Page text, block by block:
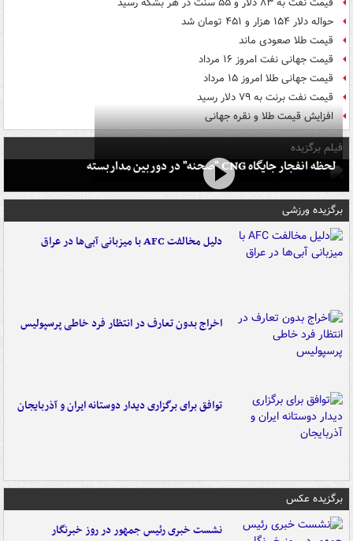
حواله دلار ۱۵۴ هزار و ۴۵۱ تومان شد
قیمت طلا صعودی ماند
قیمت جهانی نفت امروز ۱۶ مرداد
قیمت جهانی طلا امروز ۱۵ مرداد
قیمت نفت برنت به ۷۹ دلار رسید
افزایش قیمت طلا و نقره جهانی
فیلم برگزیده
لحظه انفجار جایگاه CNG "صحنه" در دوربین مداربسته
برگزیده ورزشی
دلیل مخالفت AFC با میزبانی آبی‌ها در عراق
اخراج بدون تعارف در انتظار فرد خاطی پرسپولیس
توافق برای برگزاری دیدار دوستانه ایران و آذربایجان
برگزیده عکس
نشست خبری رئیس جمهور در روز خبرنگار